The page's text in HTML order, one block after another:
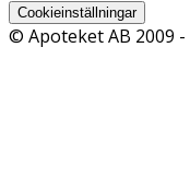
Cookieinställningar
© Apoteket AB 2009 -